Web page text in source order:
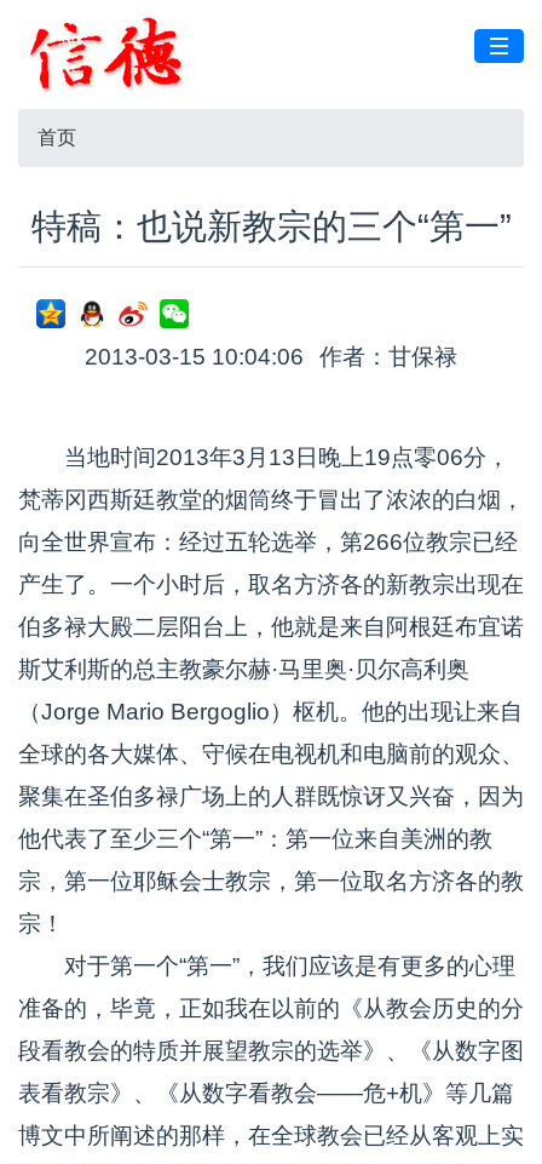
首页
特稿：也说新教宗的三个“第一”
2013-03-15 10:04:06 作者：甘保禄
当地时间2013年3月13日晚上19点零06分，
梵蒂冈西斯廷教堂的烟筒终于冒出了浓浓的白烟，
向全世界宣布：经过五轮选举，第266位教宗已经
产生了。一个小时后，取名方济各的新教宗出现在
伯多禄大殿二层阳台上，他就是来自阿根廷布宜诺
斯艾利斯的总主教豪尔赫·马里奥·贝尔高利奥
（Jorge Mario Bergoglio）枢机。他的出现让来自
全球的各大媒体、守候在电视机和电脑前的观众、
聚集在圣伯多禄广场上的人群既惊讶又兴奋，因为
他代表了至少三个“第一”：第一位来自美洲的教
宗，第一位耶稣会士教宗，第一位取名方济各的教
宗！
对于第一个“第一”，我们应该是有更多的心理
准备的，毕竟，正如我在以前的《从教会历史的分
段看教会的特质并展望教宗的选举》、《从数字图
表看教宗》、《从数字看教会——危+机》等几篇
博文中所阐述的那样，在全球教会已经从客观上实